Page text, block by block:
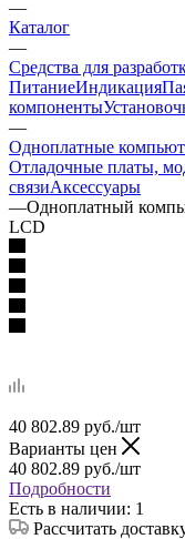
—
Каталог
—
Средства для
ПитаниеИндикация
компоненты
—
Одноплатные
Отладочные платы,
связиАксессуары
—Одноплатный
LCD
40 802.89 руб./шт
Варианты цен
40 802.89 руб./шт
Подробности
Есть в наличии: 1
Рассчитать